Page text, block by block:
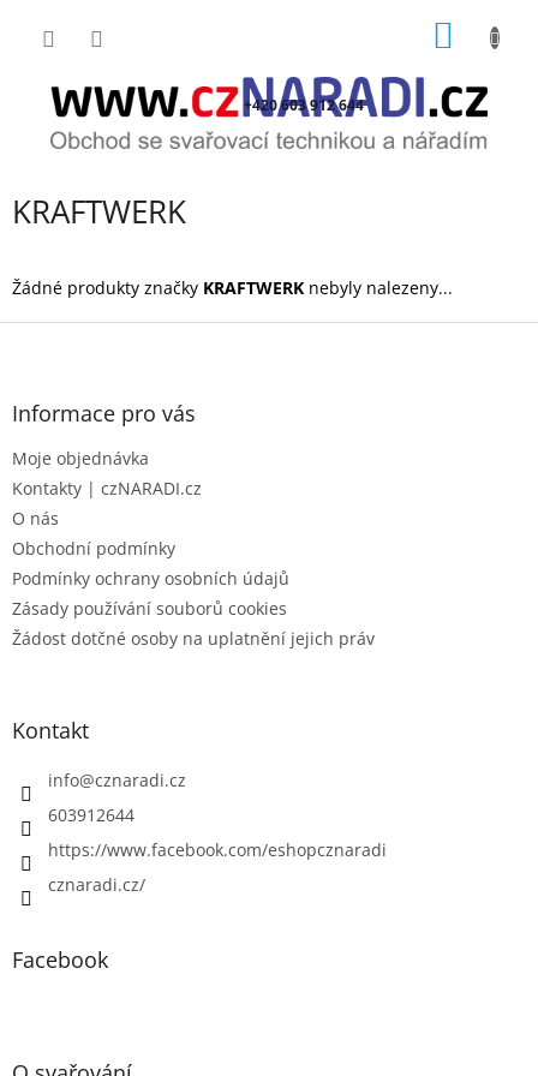
+420 603 912 644
KRAFTWERK
Žádné produkty značky KRAFTWERK nebyly nalezeny...
Z
Informace pro vás
Moje objednávka
Kontakty | czNARADI.cz
O nás
Obchodní podmínky
Podmínky ochrany osobních údajů
Zásady používání souborů cookies
Žádost dotčné osoby na uplatnění jejich práv
Kontakt
info@cznaradi.cz
603912644
https://www.facebook.com/eshopcznaradi
cznaradi.cz/
Facebook